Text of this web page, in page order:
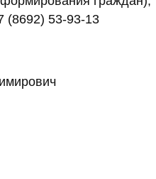
(8692) 53-93-13